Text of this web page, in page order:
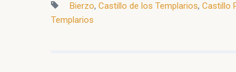
Bierzo, Castillo de los Templarios, Castillo
Templarios